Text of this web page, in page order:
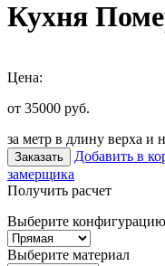
Кухня
Цена:
от 35000 руб.
за метр в длину верха и
Заказать Добавить в
замерщика
Получить расчет
Выберите конфигурацию
Выберите материал